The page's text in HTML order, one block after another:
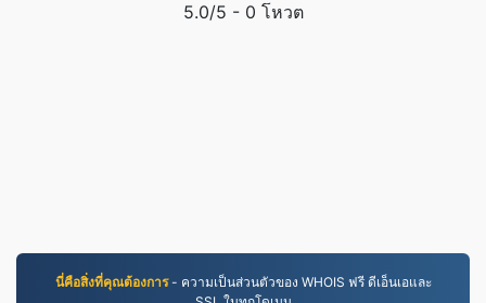
5.0/5 - 0 โหวต
นี่คือสิ่งที่คุณต้องการ- ความเป็นส่วนตัวของ WHOIS ฟรี ดีเอ็นเอและ